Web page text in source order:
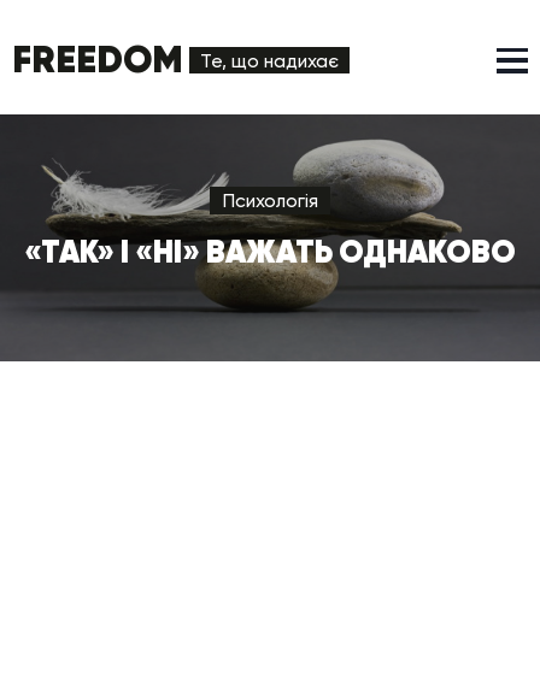
FREEDOM Те, що надихає
Психологія
«ТАК» І «НІ» ВАЖАТЬ ОДНАКОВО